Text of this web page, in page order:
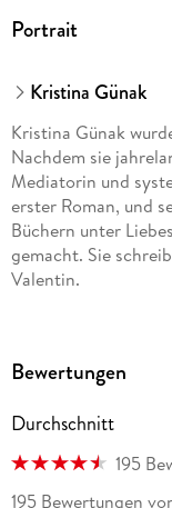
Portrait
Kristina Günak
Kristina Günak
Nachdem sie
Mediatorin und
erster Roman, und
Büchern unter
gemacht. Sie
Valentin.
Bewertungen
Durchschnitt
195
195 Bewertungen